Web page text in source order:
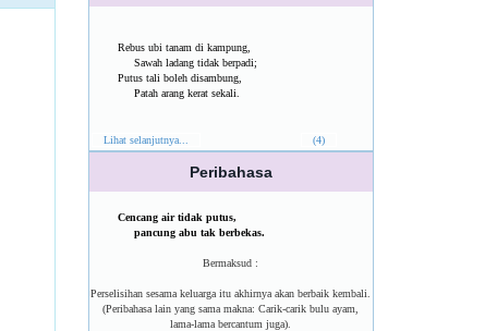
Rebus ubi tanam di kampung,
Sawah ladang tidak berpadi;
Putus tali boleh disambung,
Patah arang kerat sekali.
Lihat selanjutnya... (4)
Peribahasa
Cencang air tidak putus,
pancung abu tak berbekas.
Bermaksud :
Perselisihan sesama keluarga itu akhirnya akan berbaik kembali.
(Peribahasa lain yang sama makna: Carik-carik bulu ayam,
lama-lama bercantum juga).